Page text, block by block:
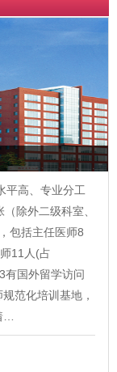
平高、专业分工
除外二级科室、
包括主任医师8
11人(占
有国外留学访问
范化培训基地，